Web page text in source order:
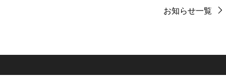
お知らせ一覧